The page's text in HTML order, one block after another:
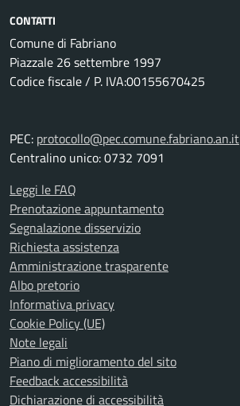
CONTATTI
Comune di Fabriano
Piazzale 26 settembre 1997
Codice fiscale / P. IVA:00155670425
PEC: protocollo@pec.comune.fabriano.an.it
Centralino unico: 0732 7091
Leggi le FAQ
Prenotazione appuntamento
Segnalazione disservizio
Richiesta assistenza
Amministrazione trasparente
Albo pretorio
Informativa privacy
Cookie Policy (UE)
Note legali
Piano di miglioramento del sito
Feedback accessibilità
Dichiarazione di accessibilità